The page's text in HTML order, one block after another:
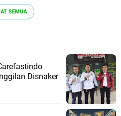
SEMUA
Disnaker